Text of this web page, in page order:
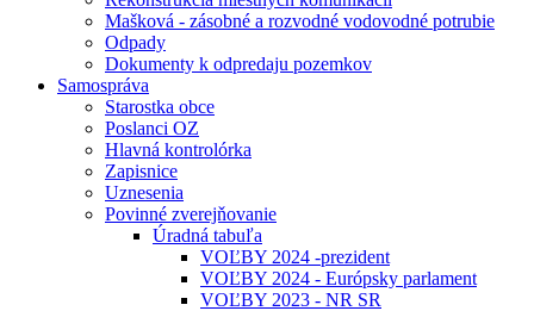
Mašková - zásobné a rozvodné vodovodné potrubie
Odpady
Dokumenty k odpredaju pozemkov
Samospráva
Starostka obce
Poslanci OZ
Hlavná kontrolórka
Zapisnice
Uznesenia
Povinné zverejňovanie
Úradná tabuľa
VOĽBY 2024 -prezident
VOĽBY 2024 - Európsky parlament
VOĽBY 2023 - NR SR